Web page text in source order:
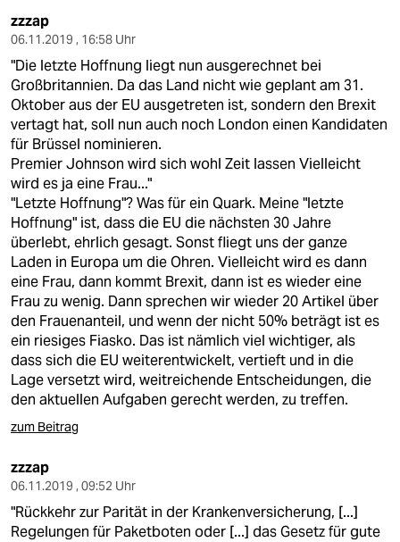
zzzap
06.11.2019 , 16:58 Uhr
"Die letzte Hoffnung liegt nun ausgerechnet bei
Großbritannien. Da das Land nicht wie geplant am 31.
Oktober aus der EU ausgetreten ist, sondern den Brexit
vertagt hat, soll nun auch noch London einen Kandidaten
für Brüssel nominieren.
Premier Johnson wird sich wohl Zeit lassen Vielleicht
wird es ja eine Frau..."
"Letzte Hoffnung"? Was für ein Quark. Meine "letzte
Hoffnung" ist, dass die EU die nächsten 30 Jahre
überlebt, ehrlich gesagt. Sonst fliegt uns der ganze
Laden in Europa um die Ohren. Vielleicht wird es dann
eine Frau, dann kommt Brexit, dann ist es wieder eine
Frau zu wenig. Dann sprechen wir wieder 20 Artikel über
den Frauenanteil, und wenn der nicht 50% beträgt ist es
ein riesiges Fiasko. Das ist nämlich viel wichtiger, als
dass sich die EU weiterentwickelt, vertieft und in die
Lage versetzt wird, weitreichende Entscheidungen, die
den aktuellen Aufgaben gerecht werden, zu treffen.
zum Beitrag
zzzap
06.11.2019 , 09:52 Uhr
"Rückkehr zur Parität in der Krankenversicherung, [...]
Regelungen für Paketboten oder [...] das Gesetz für gute